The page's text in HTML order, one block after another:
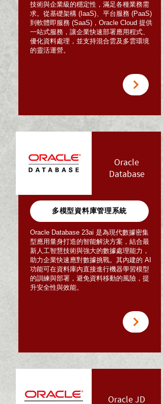
技術與企業級的穩定性，滿足各種業務需
求。從基礎架構 (IaaS)、平台服務 (PaaS)
到軟體即服務 (SaaS)，Oracle Cloud 提供
一站式服務，讓企業快速部署應用程式、
優化資料處理，並支持混合雲及多雲環境
的靈活運營。
Oracle
Database
多模型資料庫管理系統
Oracle Database 23ai 是為現代數據密集
型應用量身打造的智能解決方案，結合最
新人工智慧技術與強大的數據處理能力，
助力企業快速應對數據挑戰。其內建的 AI
功能可在資料庫內直接進行機器學習模型
的訓練與部署，避免資料移動的風險，提
升安全性與效能。
Oracle JD